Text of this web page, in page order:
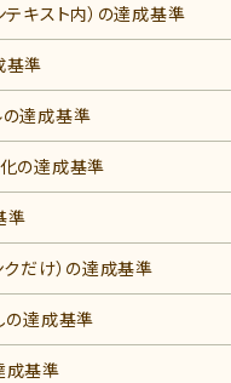
キスト内）の達成基準
準
達成基準
の達成基準
準
だけ）の達成基準
達成基準
基準